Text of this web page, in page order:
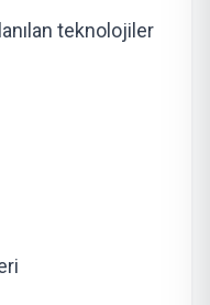
teknolojiler